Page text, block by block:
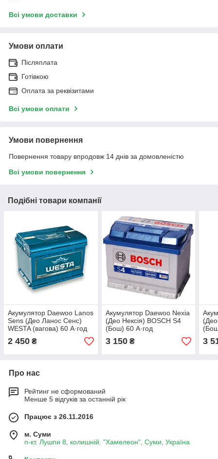
Всі умови доставки
Умови оплати
Післяплата
Готівкою
Оплата за реквізитами
Всі умови оплати
Умови повернення
Повернення товару впродовж 14 днів за домовленістю
Всі умови повернення
Подібні товари компанії
Акумулятор Daewoo Lanos
Sens (Део Ланос Сенс)
WESTA (вагова) 60 А·год
2 450 ₴
Акумулятор Daewoo Nexia
(Део Нексія) BOSCH S4
(Бош) 60 А·год
3 150₴ 3
Про нас
Рейтинг не сформований
Менше 5 відгуків за останній рік
Працює з 26.11.2016
м. Суми
п-кт. Лушпи 8, колишній. "Хамелеон", Суми, Україна